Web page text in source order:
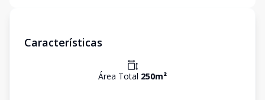
Características
Área Total 250m²